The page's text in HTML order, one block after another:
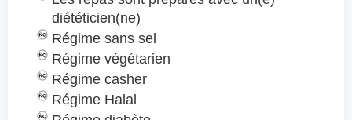
diététicien(ne)
Régime sans sel
Régime végétarien
Régime casher
Régime Halal